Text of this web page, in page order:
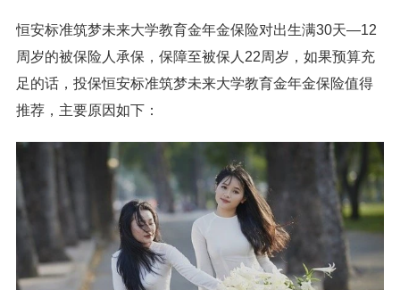
恒安标准筑梦未来大学教育金年金保险对出生满30天—12
周岁的被保险人承保，保障至被保人22周岁，如果预算充
足的话，投保恒安标准筑梦未来大学教育金年金保险值得
推荐，主要原因如下：